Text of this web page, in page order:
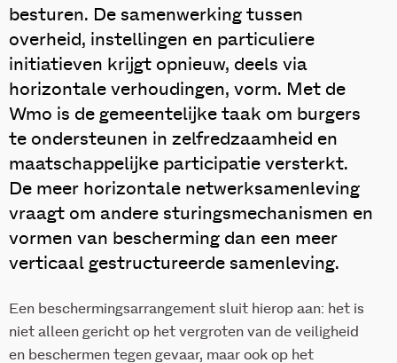
besturen. De samenwerking tussen
overheid, instellingen en particuliere
initiatieven krijgt opnieuw, deels via
horizontale verhoudingen, vorm. Met de
Wmo is de gemeentelijke taak om burgers
te ondersteunen in zelfredzaamheid en
maatschappelijke participatie versterkt.
De meer horizontale netwerksamenleving
vraagt om andere sturingsmechanismen en
vormen van bescherming dan een meer
verticaal gestructureerde samenleving.
Een beschermingsarrangement sluit hierop aan: het is
niet alleen gericht op het vergroten van de veiligheid
en beschermen tegen gevaar, maar ook op het